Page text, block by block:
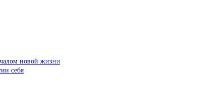
новой жизни
себя